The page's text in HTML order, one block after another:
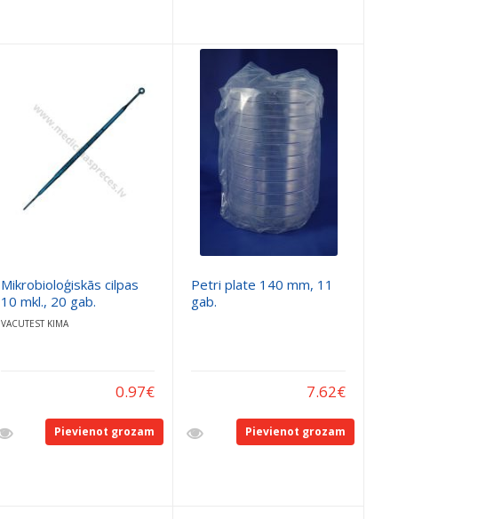
Mikrobioloģiskās cilpas
10 mkl., 20 gab.
VACUTEST KIMA
0.97€
Pievienot grozam
Petri plate 140 mm, 11
gab.
7.62€
Pievienot grozam